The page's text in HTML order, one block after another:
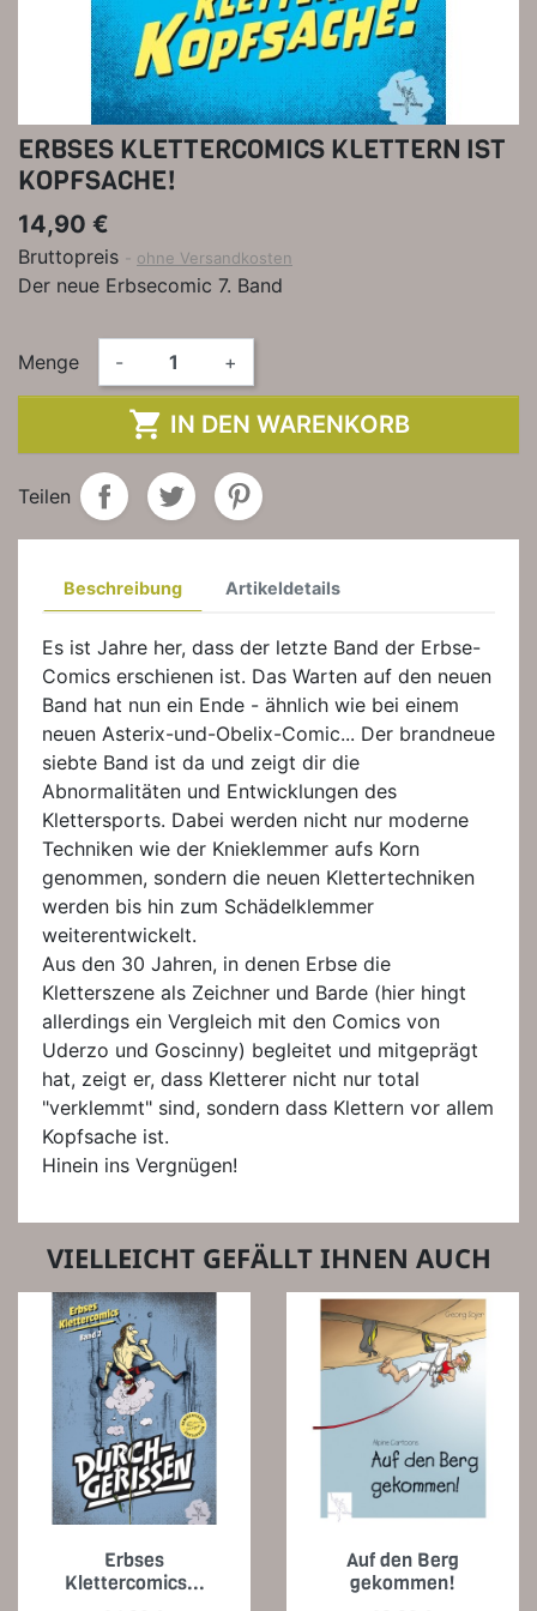
ERBSES KLETTERCOMICS KLETTERN IST
KOPFSACHE!
14,90 €
Bruttopreis ohne Versandkosten
Der neue Erbsecomic 7. Band
Menge - +
 IN DEN WARENKORB
Teilen
Beschreibung Artikeldetails
Es ist Jahre her, dass der letzte Band der Erbse-
Comics erschienen ist. Das Warten auf den neuen
Band hat nun ein Ende - ähnlich wie bei einem
neuen Asterix-und-Obelix-Comic... Der brandneue
siebte Band ist da und zeigt dir die
Abnormalitäten und Entwicklungen des
Klettersports. Dabei werden nicht nur moderne
Techniken wie der Knieklemmer aufs Korn
genommen, sondern die neuen Klettertechniken
werden bis hin zum Schädelklemmer
weiterentwickelt.
Aus den 30 Jahren, in denen Erbse die
Kletterszene als Zeichner und Barde (hier hingt
allerdings ein Vergleich mit den Comics von
Uderzo und Goscinny) begleitet und mitgeprägt
hat, zeigt er, dass Kletterer nicht nur total
"verklemmt" sind, sondern dass Klettern vor allem
Kopfsache ist.
Hinein ins Vergnügen!
VIELLEICHT GEFÄLLT IHNEN AUCH
Erbses
Klettercomics...
Auf den Berg
gekommen!